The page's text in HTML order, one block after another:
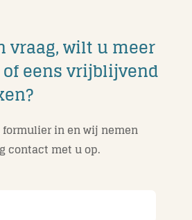
vraag, wilt u meer
eens vrijblijvend
in en wij nemen
contact met u op.